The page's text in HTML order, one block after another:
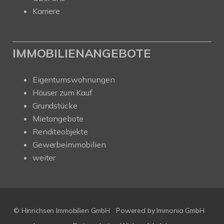
Karriere
IMMOBILIENANGEBOTE
Eigentumswohnungen
Häuser zum Kauf
Grundstücke
Mietangebote
Renditeobjekte
Gewerbeimmobilien
weiter
© Hinrichsen Immobilien GmbH Powered by Immonia GmbH